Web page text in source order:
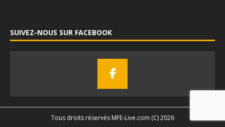
SUIVEZ-NOUS SUR FACEBOOK
Tous droits réservés MFE-Live.com (C) 2026